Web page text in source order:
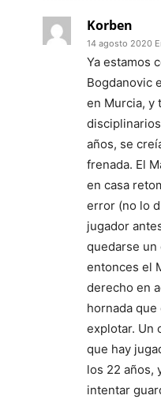
Korben
14 agosto 2020
Ya estamos
Bogdanovic
en Murcia, y
años, se
frenada. El
en casa
error (no lo
jugador
quedarse un
entonces el
derecho en
hornada
explotar. Un
que hay
los 22 años,
intentar